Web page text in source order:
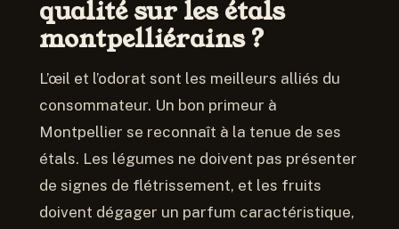
qualité sur les étals
montpelliérains ?
L’œil et l’odorat sont les meilleurs alliés du
consommateur. Un bon primeur à
Montpellier se reconnaît à la tenue de ses
étals. Les légumes ne doivent pas présenter
de signes de flétrissement, et les fruits
doivent dégager un parfum caractéristique,